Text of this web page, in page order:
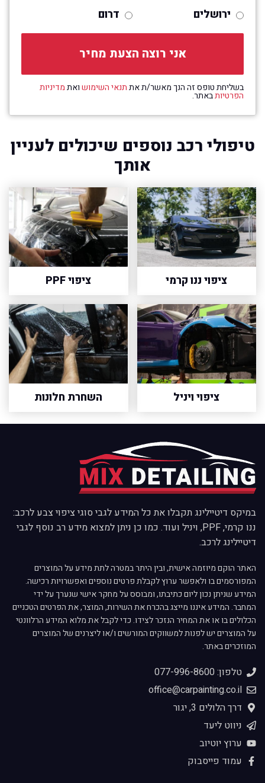
ירושלים
דרום
בשליחת טופס זה הנך מאשר/ת אתתנאי השימושואתמדיניות
הפרטיותבאתר.
טיפולי רכב נוספים שיכולים לעניין
אותך
ציפוי ננו קרמי ציפוי PPF
ציפוי ויניל השחרת חלונות
במיקס דיטיילינג תקבלו את כל המידע לגבי סוגי ציפוי צבע לרכב:
ננו קרמי, PPF, ויניל ועוד. כמו כן ניתן למצוא מידע רב נוסף לגבי
דיטיילינג לרכב.
האתר הוקם מיוזמה אישית, ובין היתר במטרה לתת מידע על המוצרים
המפורסמים בו ולאפשר ערוץ לקבלת פרטים נוספים ואפשרויות רכישה.
המידע שניתן נכון ליום כתיבתו, ומבוסס על מחקר אישי שנערך על ידי
המחבר. המידע איננו מייצג בהכרח את השירות, המוצר, את הפרטים הטכניים
הכלולים בו או את המחיר הנזכר לצידו. כדי לקבל את מלוא המידע הרלוונטי
על המוצרים יש לפנות למשווקים המורשים ו/או ליצרנים של המוצרים
המוזכרים באתר.
טלפון: 077-996-8600
office@carpainting.co.il
דרך הלולים 3, יגור
ניווט ליעד
ערוץ יוטיוב
עמוד פייסבוק